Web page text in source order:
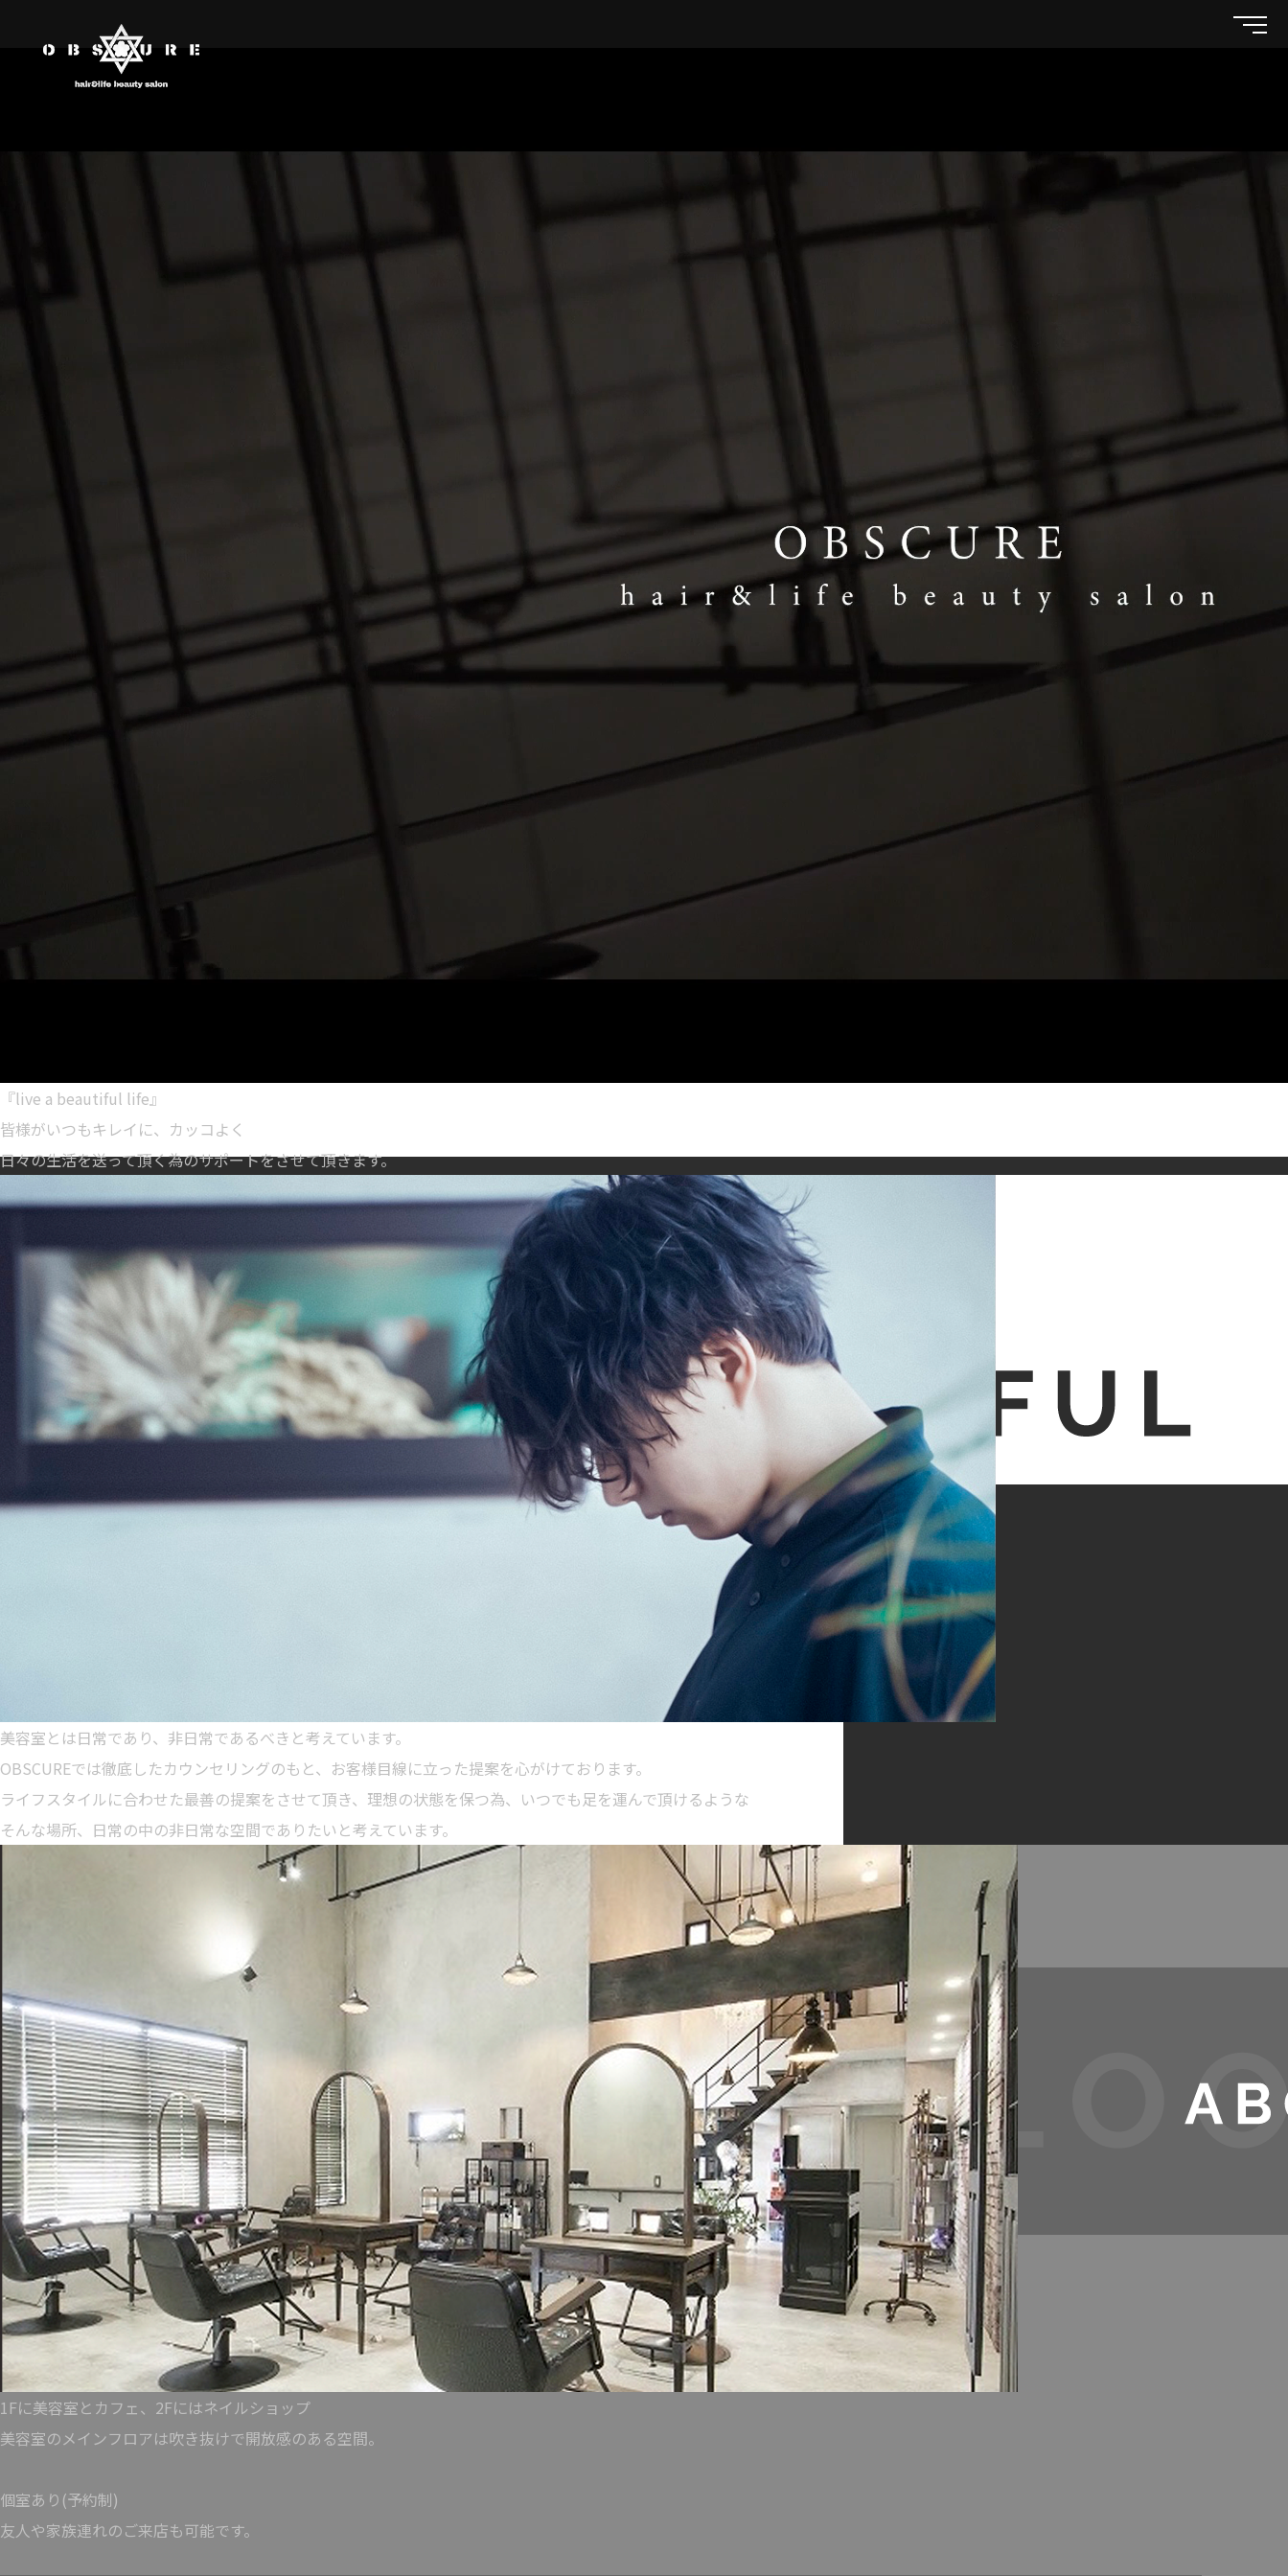
『live a beautiful life』
皆様がいつもキレイに、カッコよく
日々の生活を送って頂く為のサポートをさせて頂きます。
美容室とは日常であり、非日常であるべきと考えています。
OBSCUREでは徹底したカウンセリングのもと、お客様目線に立った提案を心がけております。
ライフスタイルに合わせた最善の提案をさせて頂き、理想の状態を保つ為、いつでも足を運んで頂けるような
そんな場所、日常の中の非日常な空間でありたいと考えています。
1Fに美容室とカフェ、2Fにはネイルショップ
美容室のメインフロアは吹き抜けで開放感のある空間。
個室あり(予約制)
友人や家族連れのご来店も可能です。